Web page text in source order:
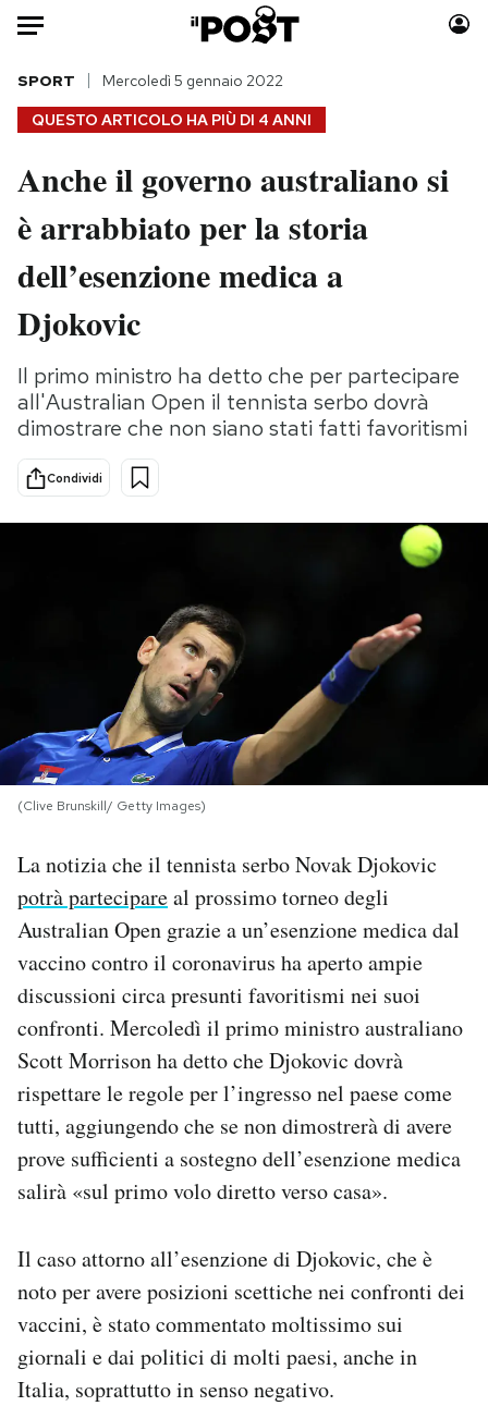
Auto
HOME
Italia
Politica
Tecnologia
Scienza
Cultura
Economia
Sport
Moda
Consumismi
Storie/Idee
Europa
Altrecose
Mondiali calcio 2026
I MIEI PREFERITI
SHOP
CALENDARIO
AREA PERSONALE
Area Personale
Newsletter
Notifiche mobile
Regala il Post
Hai bisogno di aiuto?
QUESTO ARTICOLO HA PIÙ DI 4 ANNI
SPORT Mercoledì 5 gennaio 2022
Anche il governo australiano si
è arrabbiato per la storia
dell’esenzione medica a
Djokovic
Il primo ministro ha detto che per partecipare
all'Australian Open il tennista serbo dovrà
dimostrare che non siano stati fatti favoritismi
Condividi
(Clive Brunskill/ Getty Images)
La notizia che il tennista serbo Novak Djokovic
potrà partecipareal prossimo torneo degli
Australian Open grazie a un’esenzione medica dal
vaccino contro il coronavirus ha aperto ampie
discussioni circa presunti favoritismi nei suoi
confronti. Mercoledì il primo ministro australiano
Scott Morrison ha detto che Djokovic dovrà
rispettare le regole per l’ingresso nel paese come
tutti, aggiungendo che se non dimostrerà di avere
prove sufficienti a sostegno dell’esenzione medica
salirà «sul primo volo diretto verso casa».
Il caso attorno all’esenzione di Djokovic, che è
noto per avere posizioni scettiche nei confronti dei
vaccini, è stato commentato moltissimo sui
giornali e dai politici di molti paesi, anche in
Italia, soprattutto in senso negativo.